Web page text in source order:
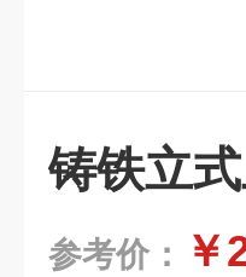
铸铁立
参考价： ￥